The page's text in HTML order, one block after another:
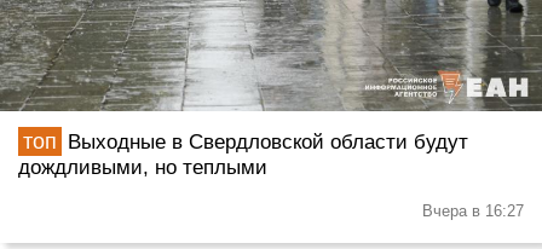
Выходные в Свердловской области будут
дождливыми, но теплыми
Вчера в 16:27